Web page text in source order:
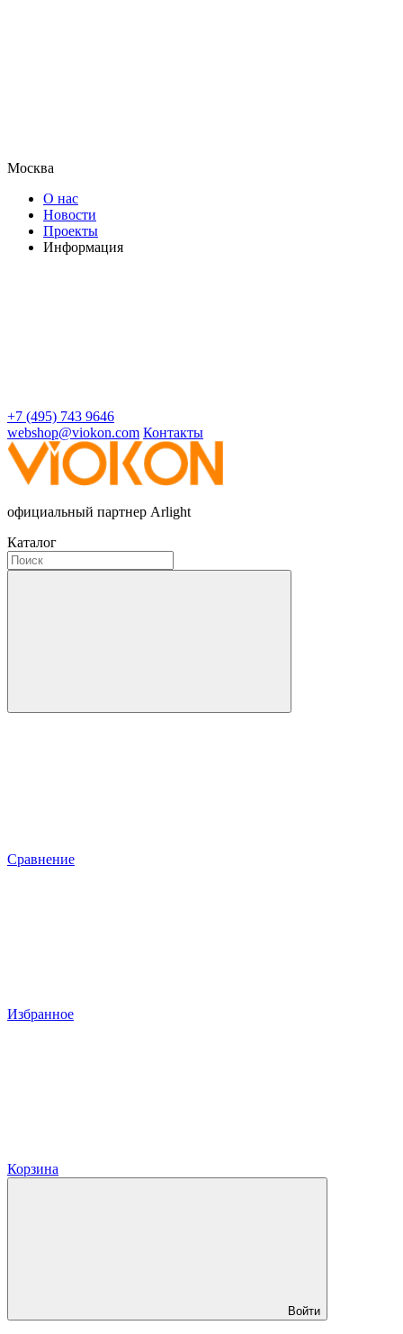
Москва
О нас
Новости
Проекты
Информация
+7 (495) 743 9646
webshop@viokon.com Контакты
официальный партнер Arlight
Каталог
Сравнение
Избранное
Корзина
Войти